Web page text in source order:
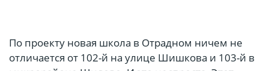
По проекту новая школа в Отрадном ничем не
отличается от 102-й на улице Шишкова и 103-й в